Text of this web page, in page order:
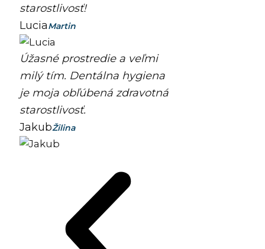
starostlivosť!
LuciaMartin
Úžasné prostredie a veľmi
milý tím. Dentálna hygiena
je moja obľúbená zdravotná
starostlivosť.
JakubŽilina